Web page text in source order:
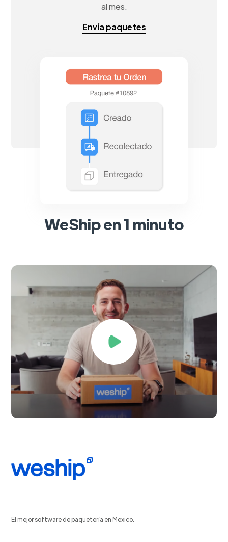
al mes.
Envía paquetes
WeShip en 1 minuto
El mejor software de paquetería en Mexico.